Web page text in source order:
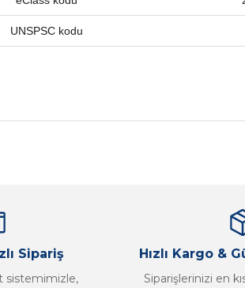
UNSPSC kodu
Sipariş
sistemimizle,
Hızlı Kargo &
Siparişlerinizi en